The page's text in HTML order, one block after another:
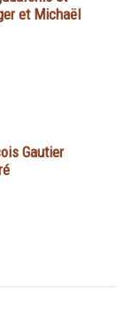
et Michaël
Gautier